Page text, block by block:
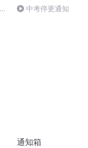
中考停更通知
通知箱